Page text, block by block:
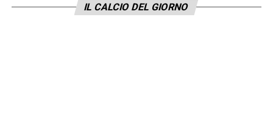
lavora in questa direzione.
IL CALCIO DEL GIORNO